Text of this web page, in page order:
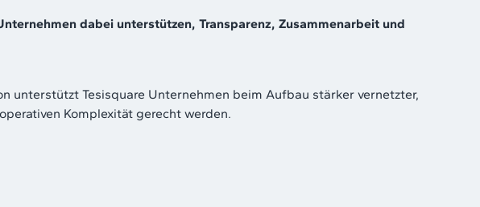
dabei unterstützen, Transparenz, Zusammenarbeit und
unterstützt Tesisquare Unternehmen beim Aufbau stärker vernetzter,
Komplexität gerecht werden.